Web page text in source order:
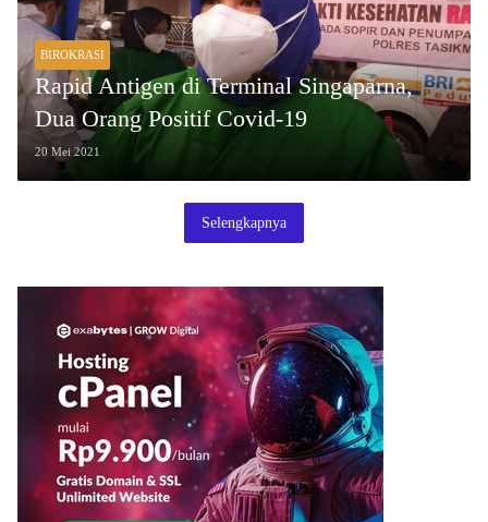
BIROKRASI
Rapid Antigen di Terminal Singaparna,
Dua Orang Positif Covid-19
20 Mei 2021
Selengkapnya